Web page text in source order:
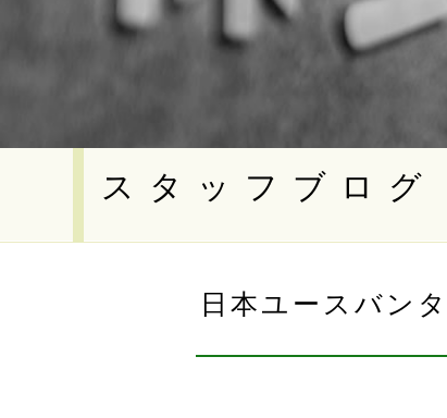
スタッフブログ
日本ユースバン